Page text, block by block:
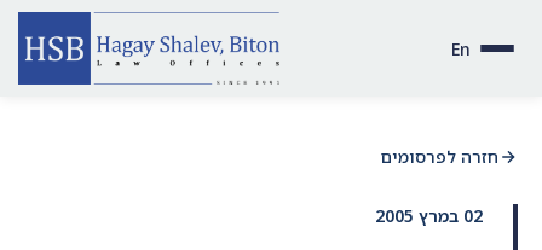
En
חזרה לפרסומים
02 במרץ 2005